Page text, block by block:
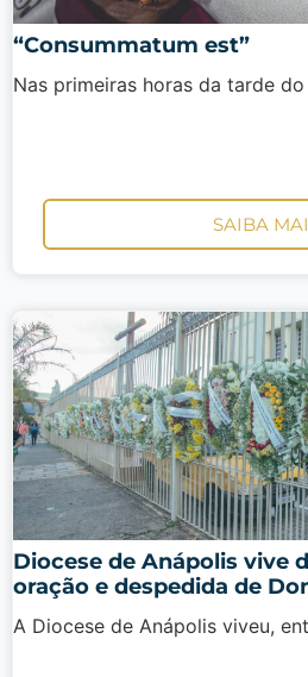
“Consummatum est”
Nas primeiras horas da tarde do
SAIBA
Diocese de Anápolis vive
oração e despedida de
A Diocese de Anápolis viveu,